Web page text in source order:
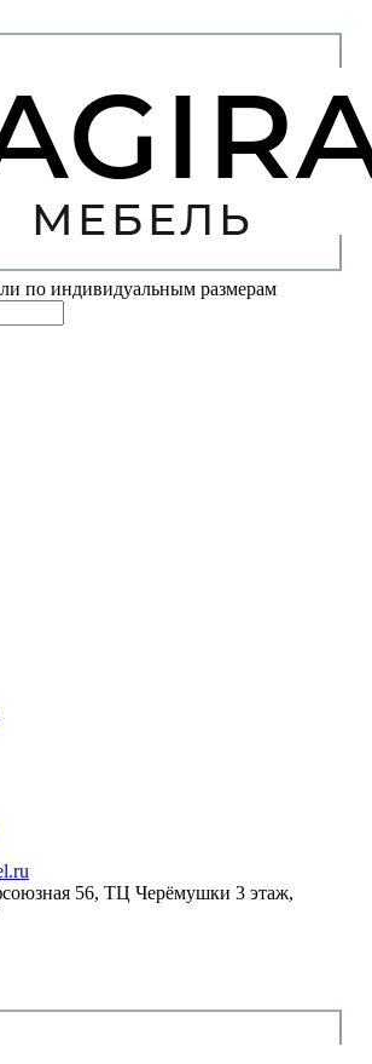
по индивидуальным размерам
56, ТЦ Черёмушки 3 этаж,